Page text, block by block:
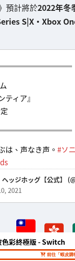
預計將於2022年冬
S|X・Xbox
ティア』
、声なき声。 #ソ
ヘッジホッグ【公式】
2021
色彩終極版 - Switch
前往「蝦皮購